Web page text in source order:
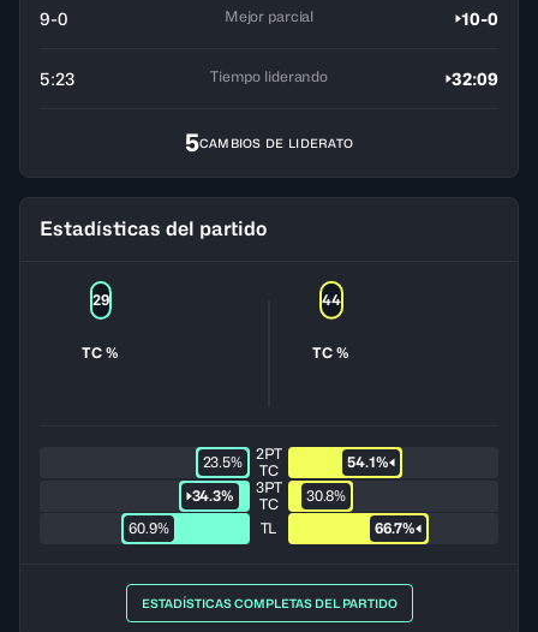
9-0 Mejor parcial 10-0
5:23 Tiempo liderando 32:09
5CAMBIOS DE LIDERATO
Estadísticas del partido
TC %
29
TC %
44
23.5%
2PT
TC
54.1%
34.3%
3PT
TC
30.8%
60.9%
TL 66.7%
ESTADÍSTICAS COMPLETAS DEL PARTIDO